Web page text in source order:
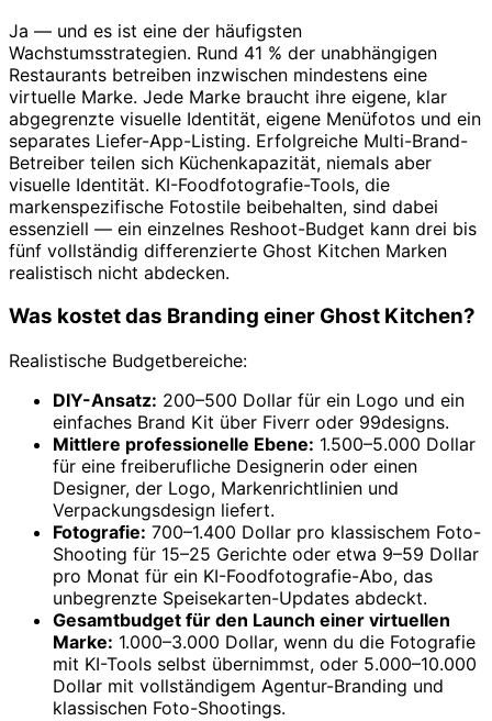
Ja — und es ist eine der häufigsten
Wachstumsstrategien. Rund 41 % der unabhängigen
Restaurants betreiben inzwischen mindestens eine
virtuelle Marke. Jede Marke braucht ihre eigene, klar
abgegrenzte visuelle Identität, eigene Menüfotos und ein
separates Liefer-App-Listing. Erfolgreiche Multi-Brand-
Betreiber teilen sich Küchenkapazität, niemals aber
visuelle Identität. KI-Foodfotografie-Tools, die
markenspezifische Fotostile beibehalten, sind dabei
essenziell — ein einzelnes Reshoot-Budget kann drei bis
fünf vollständig differenzierte Ghost Kitchen Marken
realistisch nicht abdecken.
Was kostet das Branding einer Ghost Kitchen?
Realistische Budgetbereiche:
DIY-Ansatz: 200–500 Dollar für ein Logo und ein
einfaches Brand Kit über Fiverr oder 99designs.
Mittlere professionelle Ebene: 1.500–5.000 Dollar
für eine freiberufliche Designerin oder einen
Designer, der Logo, Markenrichtlinien und
Verpackungsdesign liefert.
Fotografie: 700–1.400 Dollar pro klassischem Foto-
Shooting für 15–25 Gerichte oder etwa 9–59 Dollar
pro Monat für ein KI-Foodfotografie-Abo, das
unbegrenzte Speisekarten-Updates abdeckt.
Gesamtbudget für den Launch einer virtuellen
Marke: 1.000–3.000 Dollar, wenn du die Fotografie
mit KI-Tools selbst übernimmst, oder 5.000–10.000
Dollar mit vollständigem Agentur-Branding und
klassischen Foto-Shootings.